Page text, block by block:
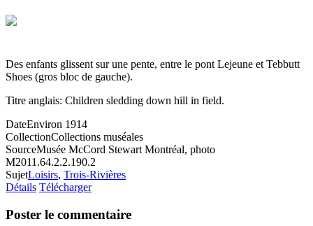
Des enfants glissent sur une pente, entre le pont Lejeune et Tebbutt
Shoes (gros bloc de gauche).
Titre anglais: Children sledding down hill in field.
DateEnviron 1914
CollectionCollections muséales
SourceMusée McCord Stewart Montréal, photo
M2011.64.2.2.190.2
SujetLoisirs, Trois-Rivières
Détails Télécharger
Poster le commentaire